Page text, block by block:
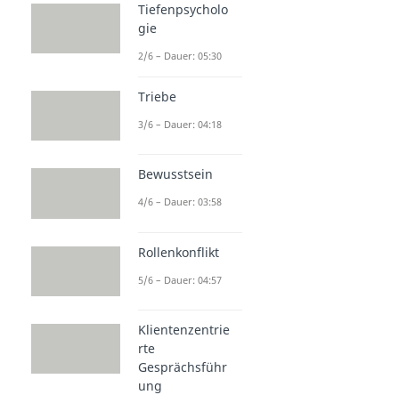
Tiefenpsycholo
gie
2/6 – Dauer: 05:30
Triebe
3/6 – Dauer: 04:18
Bewusstsein
4/6 – Dauer: 03:58
Rollenkonflikt
5/6 – Dauer: 04:57
Klientenzentrie
rte
Gesprächsführ
ung